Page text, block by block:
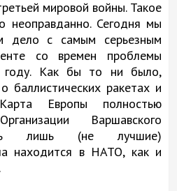
мировой войны. Такое
неоправданно. Сегодня мы
дело с самым серьезным
со времен проблемы
году. Как бы то ни было,
баллистических ракетах и
Европы полностью
Варшавского
лишь (не лучшие)
находится в НАТО, как и